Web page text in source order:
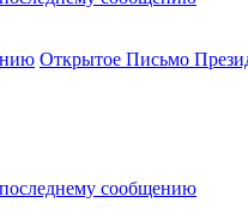
Открытое Письмо
сообщению